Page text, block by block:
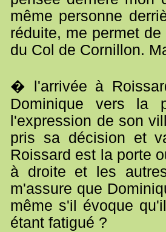
même personne
réduite, me permet
du Col de Cornillon.
� l'arrivée à
Dominique vers la
l'expression de son
pris sa décision et
Roissard est la porte
à droite et les
m'assure que
même s'il évoque
étant fatigué ?